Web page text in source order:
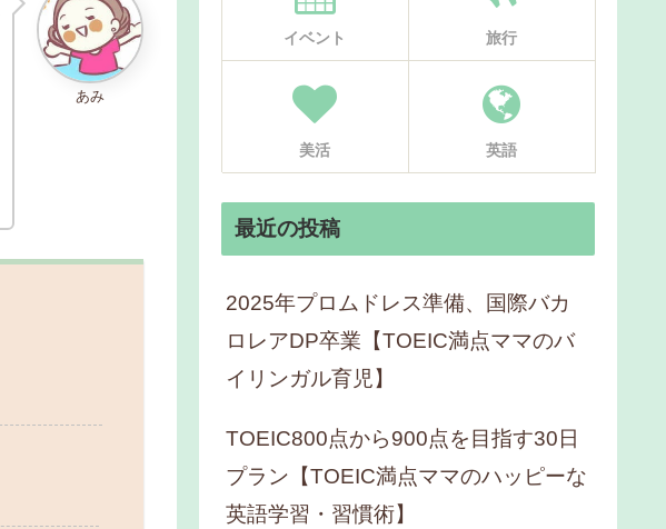
あみ
イベント 旅行
美活 英語
最近の投稿
2025年プロムドレス準備、国際バカ
ロレアDP卒業【TOEIC満点ママのバ
イリンガル育児】
TOEIC800点から900点を目指す30日
プラン【TOEIC満点ママのハッピーな
英語学習・習慣術】